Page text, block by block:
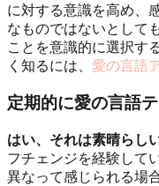
に対する意識を高め、
なものではないとして
ことを意識的に選択す
く知るには、 愛の言語
定期的に愛の言語
はい、それは素晴らし
フチェンジを経験して
異なって感じられる場